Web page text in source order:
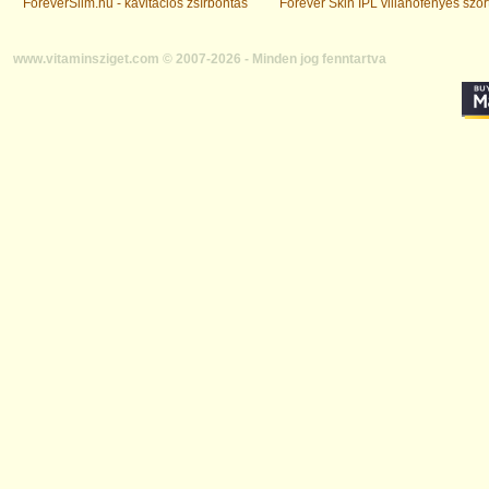
ForeverSlim.hu - kavitációs zsírbontás Forever Skin IPL villanófényes
www.vitaminsziget.com © 2007-2026 - Minden jog fenntartva